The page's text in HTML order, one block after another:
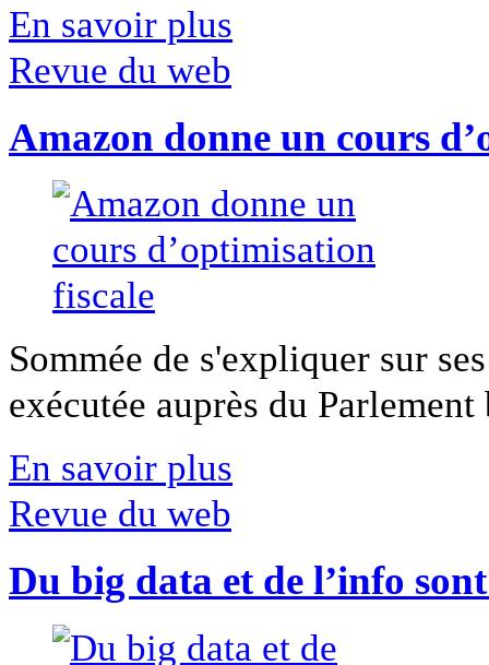
En savoir plus
Revue du web
Amazon donne un cours
Sommée de s'expliquer sur
exécutée auprès du
En savoir plus
Revue du web
Du big data et de l’info